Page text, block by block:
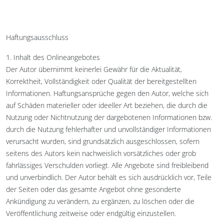
Haftungsausschluss
1. Inhalt des Onlineangebotes
Der Autor übernimmt keinerlei Gewähr für die Aktualität,
Korrektheit, Vollständigkeit oder Qualität der bereitgestellten
Informationen. Haftungsansprüche gegen den Autor, welche sich
auf Schäden materieller oder ideeller Art beziehen, die durch die
Nutzung oder Nichtnutzung der dargebotenen Informationen bzw.
durch die Nutzung fehlerhafter und unvollständiger Informationen
verursacht wurden, sind grundsätzlich ausgeschlossen, sofern
seitens des Autors kein nachweislich vorsätzliches oder grob
fahrlässiges Verschulden vorliegt. Alle Angebote sind freibleibend
und unverbindlich. Der Autor behält es sich ausdrücklich vor, Teile
der Seiten oder das gesamte Angebot ohne gesonderte
Ankündigung zu verändern, zu ergänzen, zu löschen oder die
Veröffentlichung zeitweise oder endgültig einzustellen.